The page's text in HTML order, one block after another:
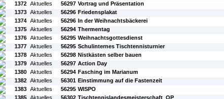
1372 Aktuelles 56297 Vortrag und Präsentation
1373 Aktuelles 56296 Friedensplakat
1374 Aktuelles 56296 In der Weihnachtsbäckerei
1375 Aktuelles 56294 Thermentag
1376 Aktuelles 56295 Weihnachtsgottesdienst
1377 Aktuelles 56295 Schulinternes Tischtennisturnier
1378 Aktuelles 56298 Nistkästen selber bauen
1379 Aktuelles 56297 Action Day
1380 Aktuelles 56294 Fasching im Marianum
1382 Aktuelles 56301 Einstimmung auf die Fastenzeit
1383 Aktuelles 56295 WISPO
1385 Aktuelles 56302 Tischtennislandesmeisterschaft_OP